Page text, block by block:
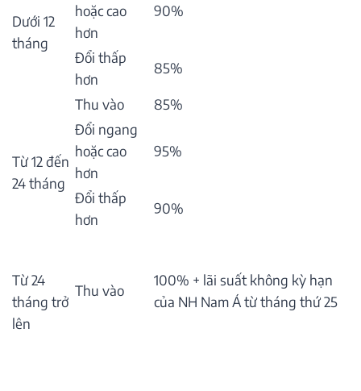
Dưới 12
tháng
hoặc cao
hơn
90%
Đổi thấp
hơn
85%
Từ 12 đến
24 tháng
Thu vào
85%
Đổi ngang
hoặc cao
hơn
95%
Đổi thấp
hơn
90%
Từ 24
tháng trở
lên
Thu vào
100% + lãi suất không kỳ hạn
của NH Nam Á từ tháng thứ 25